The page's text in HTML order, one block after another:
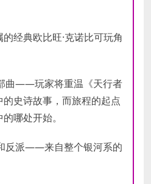
经典欧比旺·克诺比可玩角
曲——玩家将重温《天行者
史诗故事，而旅程的起点
哪处开始。
反派——来自整个银河系的